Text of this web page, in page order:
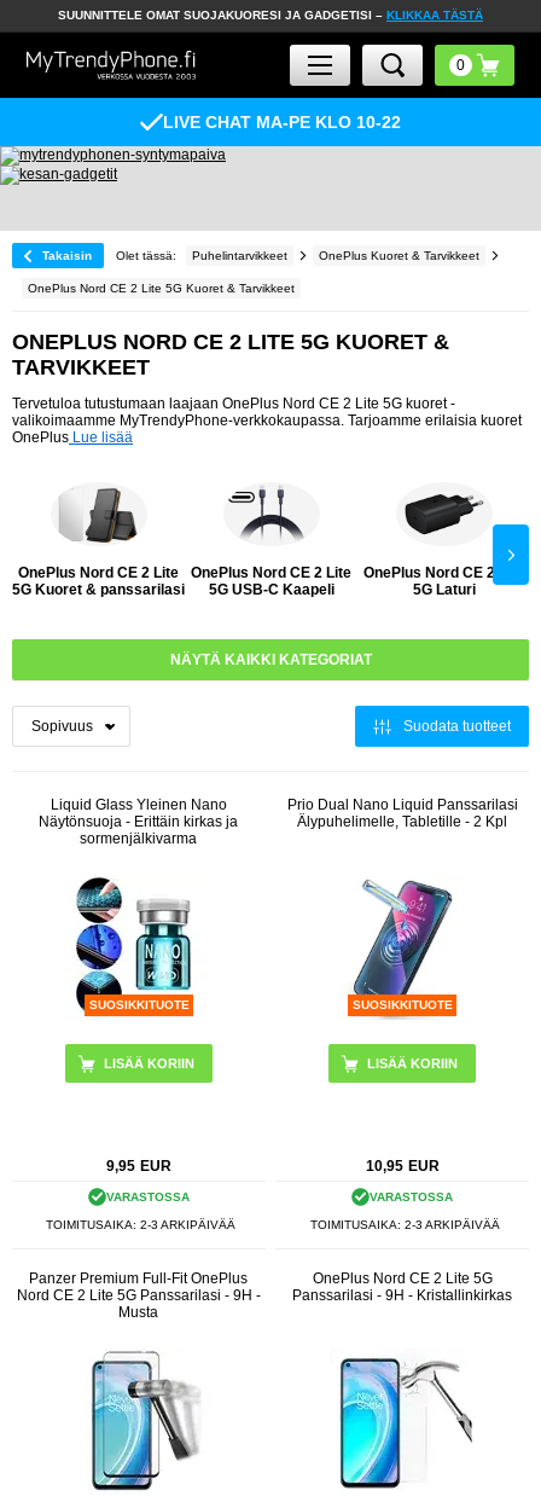
SUUNNITTELE OMAT SUOJAKUORESI JA GADGETISI – KLIKKAA TÄSTÄ
LIVE CHAT MA-PE KLO 10-22
Takaisin Olet tässä: Puhelintarvikkeet OnePlus Kuoret & Tarvikkeet
OnePlus Nord CE 2 Lite 5G Kuoret & Tarvikkeet
ONEPLUS NORD CE 2 LITE 5G KUORET &
TARVIKKEET
Tervetuloa tutustumaan laajaan OnePlus Nord CE 2 Lite 5G kuoret -
valikoimaamme MyTrendyPhone-verkkokaupassa. Tarjoamme erilaisia kuoret
OnePlus Lue lisää
OnePlus Nord CE 2 Lite
5G Kuoret & panssarilasi
OnePlus Nord CE 2 Lite
5G USB-C Kaapeli
OnePlus Nord CE 2 Lite
5G Laturi
NÄYTÄ KAIKKI KATEGORIAT
Suodata tuotteet
Liquid Glass Yleinen Nano
Näytönsuoja - Erittäin kirkas ja
sormenjälkivarma
SUOSIKKITUOTE
9,95 EUR
VARASTOSSA
TOIMITUSAIKA: 2-3 ARKIPÄIVÄÄ
Prio Dual Nano Liquid Panssarilasi
Älypuhelimelle, Tabletille - 2 Kpl
SUOSIKKITUOTE
10,95 EUR
VARASTOSSA
TOIMITUSAIKA: 2-3 ARKIPÄIVÄÄ
Panzer Premium Full-Fit OnePlus
Nord CE 2 Lite 5G Panssarilasi - 9H -
Musta
OnePlus Nord CE 2 Lite 5G
Panssarilasi - 9H - Kristallinkirkas